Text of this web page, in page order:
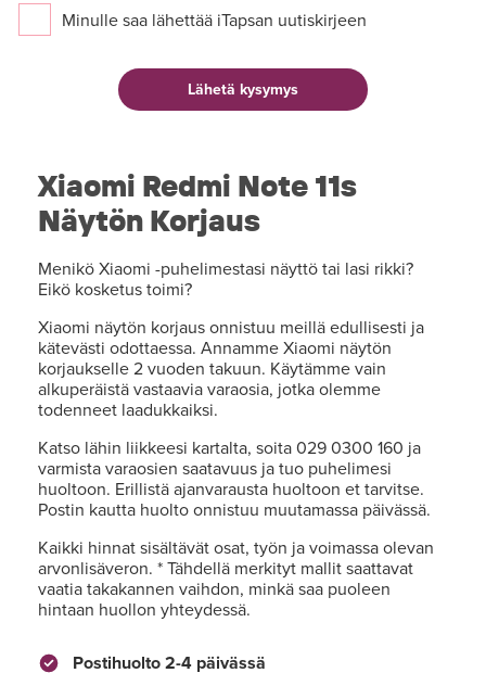
Minulle saa lähettää iTapsan uutiskirjeen
Xiaomi Redmi Note 11s
Näytön Korjaus
Menikö Xiaomi -puhelimestasi näyttö tai lasi rikki?
Eikö kosketus toimi?
Xiaomi näytön korjaus onnistuu meillä edullisesti ja
kätevästi odottaessa. Annamme Xiaomi näytön
korjaukselle 2 vuoden takuun. Käytämme vain
alkuperäistä vastaavia varaosia, jotka olemme
todenneet laadukkaiksi.
Katso lähin liikkeesi kartalta, soita 029 0300 160 ja
varmista varaosien saatavuus ja tuo puhelimesi
huoltoon. Erillistä ajanvarausta huoltoon et tarvitse.
Postin kautta huolto onnistuu muutamassa päivässä.
Kaikki hinnat sisältävät osat, työn ja voimassa olevan
arvonlisäveron. * Tähdellä merkityt mallit saattavat
vaatia takakannen vaihdon, minkä saa puoleen
hintaan huollon yhteydessä.
Postihuolto 2-4 päivässä